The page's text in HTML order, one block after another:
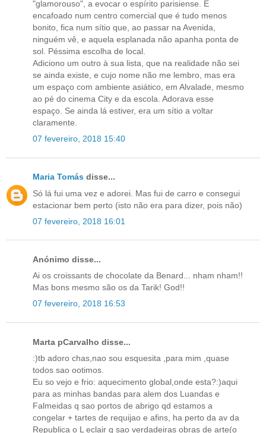
"glamorouso", a evocar o espírito parisiense. É
encafoado num centro comercial que é tudo menos
bonito, fica num sítio que, ao passar na Avenida,
ninguém vê, e aquela esplanada não apanha ponta de
sol. Péssima escolha de local.
Adiciono um outro à sua lista, que na realidade não sei
se ainda existe, e cujo nome não me lembro, mas era
um espaço com ambiente asiático, em Alvalade, mesmo
ao pé do cinema City e da escola. Adorava esse
espaço. Se ainda lá estiver, era um sítio a voltar
claramente.
07 fevereiro, 2018 15:40
Maria Tomás disse...
Só lá fui uma vez e adorei. Mas fui de carro e consegui
estacionar bem perto (isto não era para dizer, pois não)
07 fevereiro, 2018 16:01
Anónimo disse...
Ai os croissants de chocolate da Benard... nham nham!!
Mas bons mesmo são os da Tarik! God!!
07 fevereiro, 2018 16:53
Marta pCarvalho disse...
:)tb adoro chas,nao sou esquesita ,para mim ,quase
todos sao ootimos.
Eu so vejo e frio: aquecimento global,onde esta?:)aqui
para as minhas bandas para alem dos Luandas e
Falmeidas q sao portos de abrigo qd estamos a
congelar + tartes de requijao e afins, ha perto da av da
Republica o L eclair q sao verdadeiras obras de arte(o